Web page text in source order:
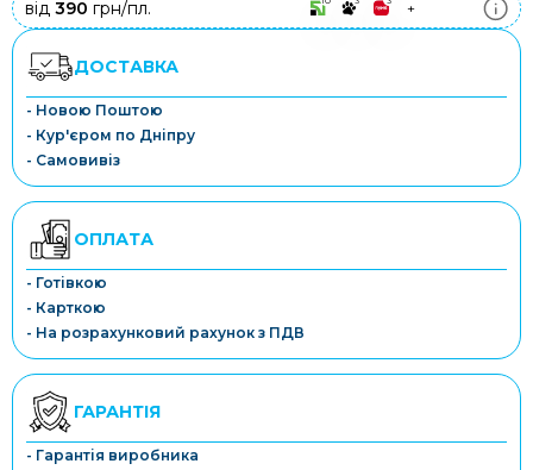
від 390 грн/пл. +
ДОСТАВКА
- Новою Поштою
- Кур'єром по Дніпру
- Самовивіз
ОПЛАТА
- Готівкою
- Карткою
- На розрахунковий рахунок з ПДВ
ГАРАНТІЯ
- Гарантія виробника